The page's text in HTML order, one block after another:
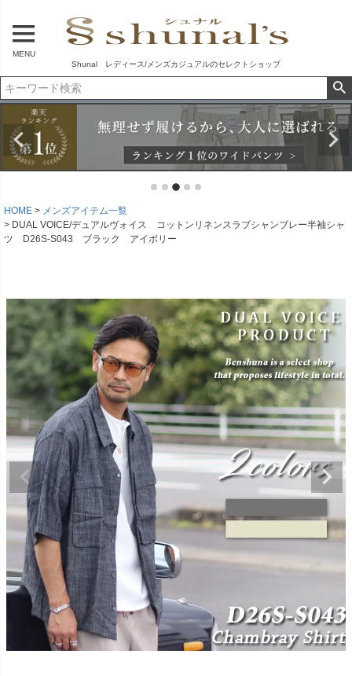
MENU
Shunal レディース/メンズカジュアルのセレクトショップ
HOME
メンズアイテム一覧
DUAL VOICE/デュアルヴォイス コットンリネンスラブシャンブレー半袖シャ
ツ D26S-S043 ブラック アイボリー